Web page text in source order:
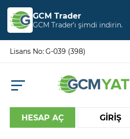
GCM Trader
GCM Trader’ı şimdi indirin.
Lisans No: G-039 (398)
HESAP AÇ GİRİŞ